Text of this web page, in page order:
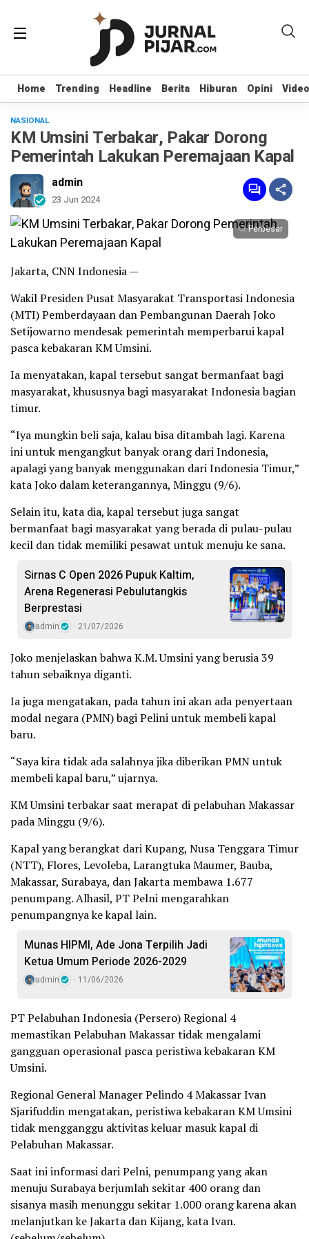
Home Trending Headline Berita Hiburan Opini Video
Home Trending Headline Berita Hiburan Opini Video
NASIONAL
KM Umsini Terbakar, Pakar Dorong
Pemerintah Lakukan Peremajaan Kapal
admin
23 Jun 2024
Perbesar
Jakarta, CNN Indonesia —
Wakil Presiden Pusat Masyarakat Transportasi Indonesia
(MTI) Pemberdayaan dan Pembangunan Daerah Joko
Setijowarno mendesak pemerintah memperbarui kapal
pasca kebakaran KM Umsini.
Ia menyatakan, kapal tersebut sangat bermanfaat bagi
masyarakat, khususnya bagi masyarakat Indonesia bagian
timur.
“Iya mungkin beli saja, kalau bisa ditambah lagi. Karena
ini untuk mengangkut banyak orang dari Indonesia,
apalagi yang banyak menggunakan dari Indonesia Timur,”
kata Joko dalam keterangannya, Minggu (9/6).
Selain itu, kata dia, kapal tersebut juga sangat
bermanfaat bagi masyarakat yang berada di pulau-pulau
kecil dan tidak memiliki pesawat untuk menuju ke sana.
Sirnas C Open 2026 Pupuk Kaltim,
Arena Regenerasi Pebulutangkis
Berprestasi
admin 21/07/2026
Joko menjelaskan bahwa K.M. Umsini yang berusia 39
tahun sebaiknya diganti.
Ia juga mengatakan, pada tahun ini akan ada penyertaan
modal negara (PMN) bagi Pelini untuk membeli kapal
baru.
“Saya kira tidak ada salahnya jika diberikan PMN untuk
membeli kapal baru,” ujarnya.
KM Umsini terbakar saat merapat di pelabuhan Makassar
pada Minggu (9/6).
Kapal yang berangkat dari Kupang, Nusa Tenggara Timur
(NTT), Flores, Levoleba, Larangtuka Maumer, Bauba,
Makassar, Surabaya, dan Jakarta membawa 1.677
penumpang. Alhasil, PT Pelni mengarahkan
penumpangnya ke kapal lain.
Munas HIPMI, Ade Jona Terpilih Jadi
Ketua Umum Periode 2026-2029
admin 11/06/2026
PT Pelabuhan Indonesia (Persero) Regional 4
memastikan Pelabuhan Makassar tidak mengalami
gangguan operasional pasca peristiwa kebakaran KM
Umsini.
Regional General Manager Pelindo 4 Makassar Ivan
Sjarifuddin mengatakan, peristiwa kebakaran KM Umsini
tidak mengganggu aktivitas keluar masuk kapal di
Pelabuhan Makassar.
Saat ini informasi dari Pelni, penumpang yang akan
menuju Surabaya berjumlah sekitar 400 orang dan
sisanya masih menunggu sekitar 1.000 orang karena akan
melanjutkan ke Jakarta dan Kijang, kata Ivan.